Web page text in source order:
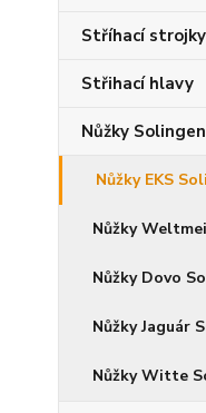
Stříhací
Střihací hlavy
Nůžky Solingen
Nůžky EKS
Nůžky
Nůžky Dovo
Nůžky Jaguár
Nůžky Witte